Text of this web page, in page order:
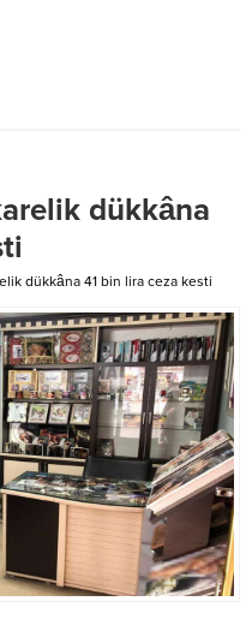
dükkâna
dükkâna 41 bin lira ceza kesti